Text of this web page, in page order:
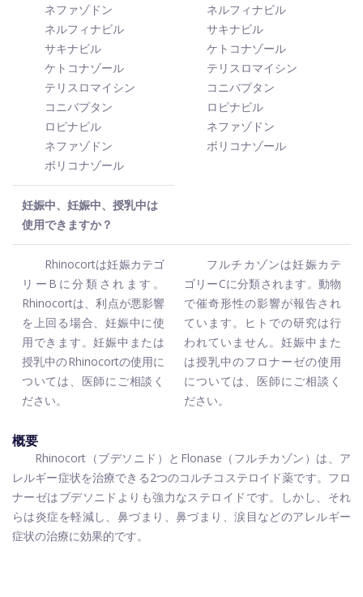
ネファゾドン
ネルフィナビル
サキナビル
ケトコナゾール
テリスロマイシン
コニバプタン
ロピナビル
ネファゾドン
ボリコナゾール
ネルフィナビル
サキナビル
ケトコナゾール
テリスロマイシン
コニバプタン
ロピナビル
ネファゾドン
ボリコナゾール
妊娠中、妊娠中、授乳中は
使用できますか？
Rhinocortは妊娠カテゴ
リーBに分類されます。
Rhinocortは、利点が悪影響
を上回る場合、妊娠中に使
用できます。妊娠中または
授乳中のRhinocortの使用に
ついては、医師にご相談く
ださい。
フルチカゾンは妊娠カテ
ゴリーCに分類されます。動物
で催奇形性の影響が報告され
ています。ヒトでの研究は行
われていません。妊娠中また
は授乳中のフロナーゼの使用
については、医師にご相談く
ださい。
概要
Rhinocort（ブデソニド）とFlonase（フルチカゾン）は、ア
レルギー症状を治療できる2つのコルチコステロイド薬です。フロ
ナーゼはブデソニドよりも強力なステロイドです。しかし、それ
らは炎症を軽減し、鼻づまり、鼻づまり、涙目などのアレルギー
症状の治療に効果的です。